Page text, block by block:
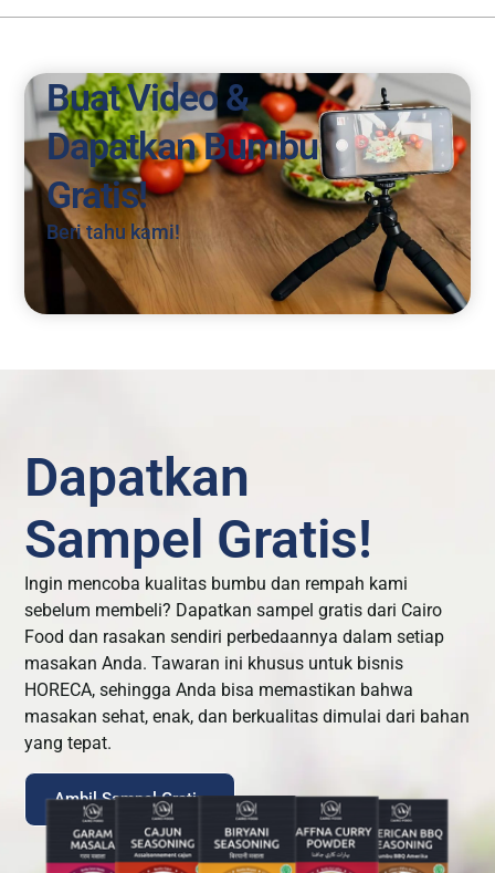
Buat Video &
Dapatkan Bumbu
Gratis!
Beri tahu kami!
Dapatkan
Sampel Gratis!
Ingin mencoba kualitas bumbu dan rempah kami
sebelum membeli? Dapatkan sampel gratis dari Cairo
Food dan rasakan sendiri perbedaannya dalam setiap
masakan Anda. Tawaran ini khusus untuk bisnis
HORECA, sehingga Anda bisa memastikan bahwa
masakan sehat, enak, dan berkualitas dimulai dari bahan
yang tepat.
Ambil Sampel Gratis